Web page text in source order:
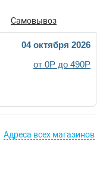
Самовывоз
04 октября 2026
от 0Р до 490Р
Адреса всех магазинов